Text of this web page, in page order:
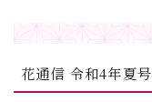
花通信 令和4年夏号